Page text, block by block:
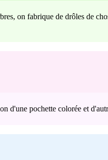
on fabrique de drôles de
d'une pochette colorée et